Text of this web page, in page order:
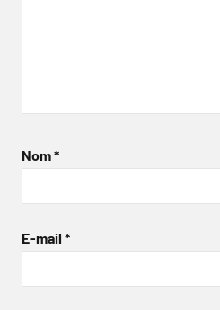
Nom*
E-mail *